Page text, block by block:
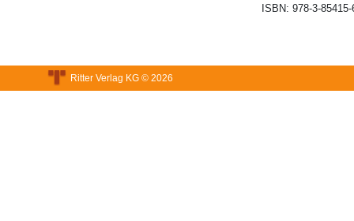
ISBN: 978-3-85415-
Ritter Verlag KG © 2026